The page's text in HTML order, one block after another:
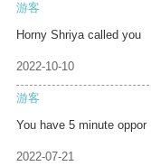
游客
Horny Shriya called you
2022-10-10
游客
You have 5 minute oppor
2022-07-21